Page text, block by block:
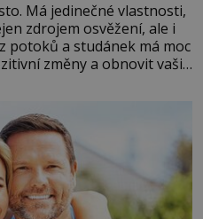
Má jedinečné vlastnosti,
zdrojem osvěžení, ale i
potoků a studánek má moc
změny a obnovit vaši
přinést do svého života